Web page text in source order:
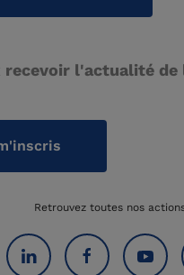
recevoir l'actualité de
Retrouvez toutes nos